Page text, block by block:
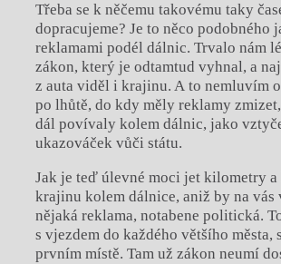
Třeba se k něčemu takovému taky
dopracujeme? Je to něco podobného
reklamami podél dálnic. Trvalo nám
zákon, který je odtamtud vyhnal, a
z auta viděl i krajinu. A to nemluvím
po lhůtě, do kdy měly reklamy
dál povívaly kolem dálnic, jako
ukazováček vůči státu.
Jak je teď úlevné moci jet kilometry a
krajinu kolem dálnice, aniž by na vás
nějaká reklama, notabene politická.
s vjezdem do každého většího města,
prvním místě. Tam už zákon neumí